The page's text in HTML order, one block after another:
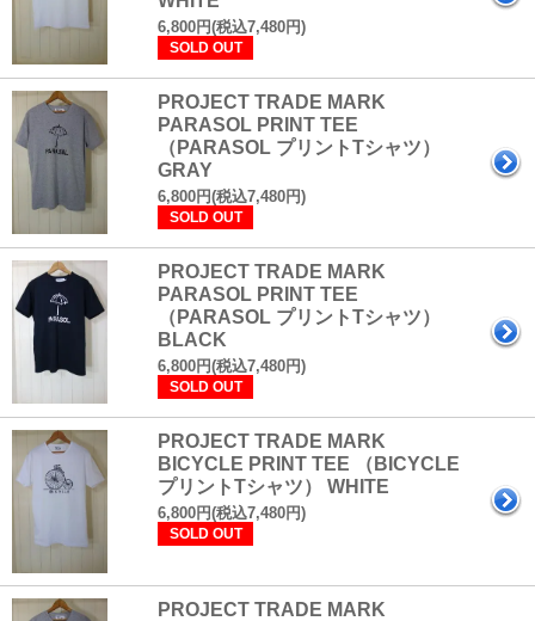
6,800円(税込7,480円)
SOLD OUT
PROJECT TRADE MARK
PARASOL PRINT TEE
（PARASOL プリントTシャツ）
GRAY
6,800円(税込7,480円)
SOLD OUT
PROJECT TRADE MARK
PARASOL PRINT TEE
（PARASOL プリントTシャツ）
BLACK
6,800円(税込7,480円)
SOLD OUT
PROJECT TRADE MARK
BICYCLE PRINT TEE （BICYCLE
プリントTシャツ） WHITE
6,800円(税込7,480円)
SOLD OUT
PROJECT TRADE MARK